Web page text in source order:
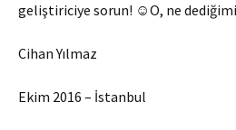
geliştiriciye sorun! ☺O, ne
Cihan Yılmaz
Ekim 2016 – İstanbul